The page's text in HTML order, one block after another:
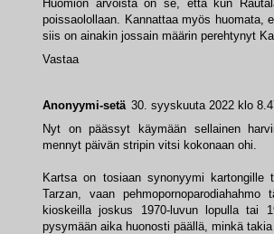
Anonyymi-setä 30. syyskuuta 2022 klo
Nyt on päässyt käymään sellainen
mennyt päivän stripin vitsi kokonaan ohi.
Kartsa on tosiaan synonyymi
Tarzan, vaan
kioskeilla joskus 1970-luvun lopulla tai
pysymään aika huonosti päällä, minkä
Huomion arvoista on se, että kun
poissaolollaan. Kannattaa myös huomata,
siis on ainakin jossain määrin perehtynyt
Vastaa